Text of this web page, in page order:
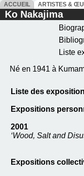
ACCUEIL ARTISTES &
Ko Nakajima